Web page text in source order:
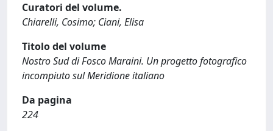
Curatori del volume.
Chiarelli, Cosimo; Ciani, Elisa
Titolo del volume
Nostro Sud di Fosco Maraini. Un progetto fotografico
incompiuto sul Meridione italiano
Da pagina
224